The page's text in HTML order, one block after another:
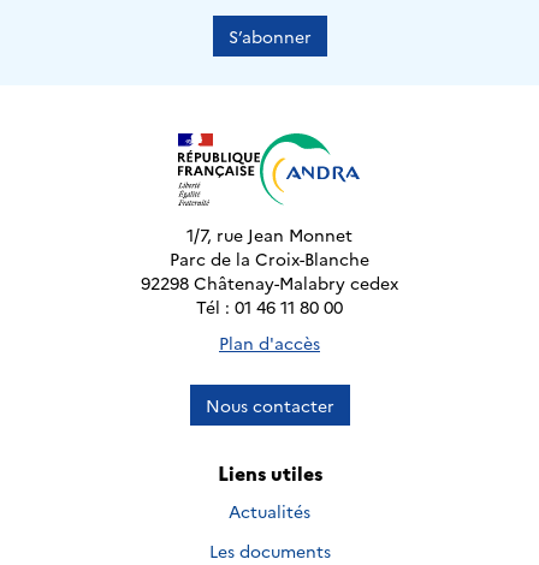
S’abonner
1/7, rue Jean Monnet
Parc de la Croix-Blanche
92298 Châtenay-Malabry cedex
Tél : 01 46 11 80 00
Plan d'accès
Nous contacter
Liens utiles
Actualités
Les documents